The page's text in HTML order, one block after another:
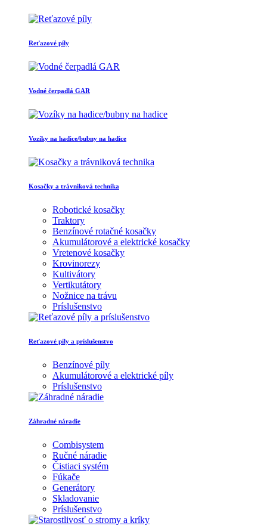
Reťazové píly
Vodné čerpadlá GAR
Vozíky na hadice/bubny na hadice
Kosačky a trávniková technika
Robotické kosačky
Traktory
Benzínové rotačné kosačky
Akumulátorové a elektrické kosačky
Vretenové kosačky
Krovinorezy
Kultivátory
Vertikutátory
Nožnice na trávu
Príslušenstvo
Reťazové píly a príslušenstvo
Benzínové píly
Akumulátorové a elektrické píly
Príslušenstvo
Záhradné náradie
Combisystem
Ručné náradie
Čistiaci systém
Fúkače
Generátory
Skladovanie
Príslušenstvo